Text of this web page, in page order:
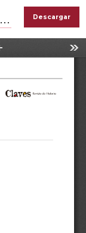
Descargar